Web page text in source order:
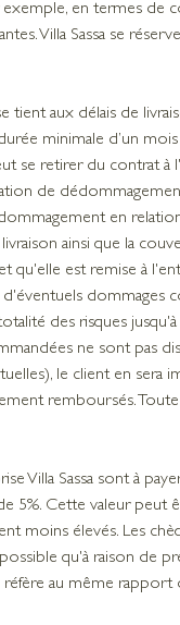
en termes de
Villa Sassa se
se tient aux délais de
minimale d’un
se retirer du contrat à
de
en
ainsi que la
est remise à
d'éventuels dommages
des risques jusqu'à
ne sont pas
le client en sera
remboursés.
Villa Sassa sont à
5%. Cette valeur peut
moins élevés. Les
qu'à raison de
réfère au même rapport